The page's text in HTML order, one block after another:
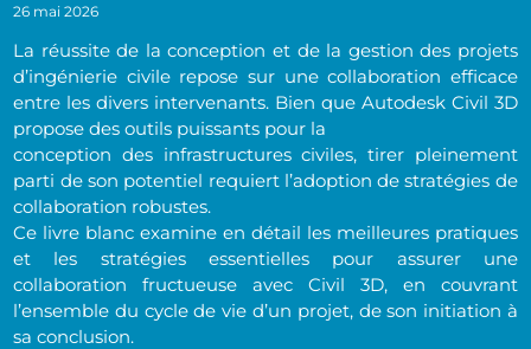
26 mai 2026
La réussite de la conception et de la gestion des projets
d’ingénierie civile repose sur une collaboration efficace
entre les divers intervenants. Bien que Autodesk Civil 3D
propose des outils puissants pour la
conception des infrastructures civiles, tirer pleinement
parti de son potentiel requiert l’adoption de stratégies de
collaboration robustes.
Ce livre blanc examine en détail les meilleures pratiques
et les stratégies essentielles pour assurer une
collaboration fructueuse avec Civil 3D, en couvrant
l’ensemble du cycle de vie d’un projet, de son initiation à
sa conclusion.